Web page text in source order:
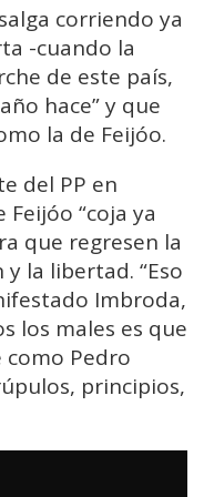
corriendo ya
-cuando la
de este país,
hace” y que
la de Feijóo.
del PP en
Feijóo “coja ya
que regresen la
la libertad. “Eso
Imbroda,
los males es que
como Pedro
principios,